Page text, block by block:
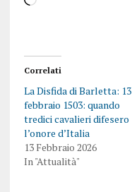
Correlati
La Disfida di Barletta: 13
febbraio 1503: quando
tredici cavalieri difesero
l’onore d’Italia
13 Febbraio 2026
In "Attualità"